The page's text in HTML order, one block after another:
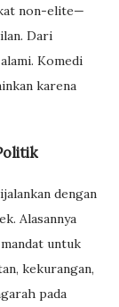
non-elite—
Dari
Komedi
karena
dengan
Alasannya
untuk
kekurangan,
pada